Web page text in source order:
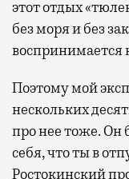
этот отдых
без моря и без
воспринимается
Поэтому мой
нескольких
про нее тоже. Он
себя, что ты в
Ростокинский